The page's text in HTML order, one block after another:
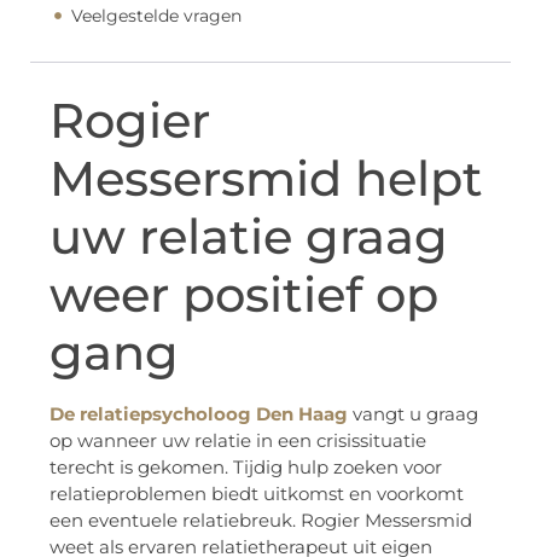
Veelgestelde vragen
Rogier
Messersmid helpt
uw relatie graag
weer positief op
gang
De relatiepsycholoog Den Haag vangt u graag
op wanneer uw relatie in een crisissituatie
terecht is gekomen. Tijdig hulp zoeken voor
relatieproblemen biedt uitkomst en voorkomt
een eventuele relatiebreuk. Rogier Messersmid
weet als ervaren relatietherapeut uit eigen